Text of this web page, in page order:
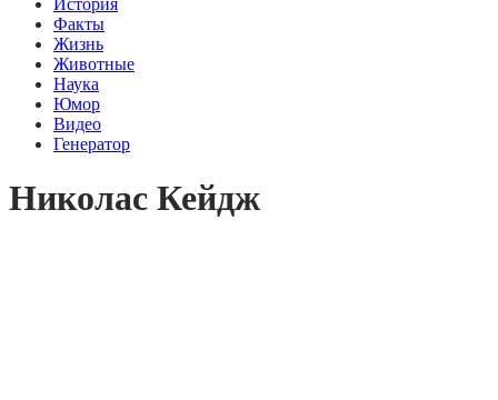
Факты
Жизнь
Животные
Наука
Юмор
Видео
Генератор
Николас Кейдж